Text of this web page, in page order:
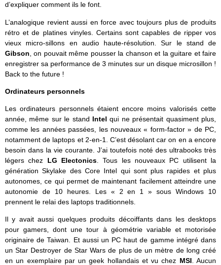
d’expliquer comment ils le font.
L’analogique revient aussi en force avec toujours plus de produits
rétro et de platines vinyles. Certains sont capables de ripper vos
vieux micro-sillons en audio haute-résolution. Sur le stand de
Gibson , on pouvait même pousser la chanson et la guitare et faire
enregistrer sa performance de 3 minutes sur un disque microsillon !
Back to the future !
Ordinateurs personnels
Les ordinateurs personnels étaient encore moins valorisés cette
année, même sur le stand Intel qui ne présentait quasiment plus,
comme les années passées, les nouveaux « form-factor » de PC,
notamment de laptops et 2-en-1. C’est désolant car on en a encore
besoin dans la vie courante. J’ai toutefois noté des ultrabooks très
légers chez LG Electonics . Tous les nouveaux PC utilisent la
génération Skylake des Core Intel qui sont plus rapides et plus
autonomes, ce qui permet de maintenant facilement atteindre une
autonomie de 10 heures. Les « 2 en 1 » sous Windows 10
prennent le relai des laptops traditionnels.
Il y avait aussi quelques produits décoiffants dans les desktops
pour gamers, dont une tour à géométrie variable et motorisée
originaire de Taiwan. Et aussi un PC haut de gamme intégré dans
un Star Destroyer de Star Wars de plus de un mètre de long créé
en un exemplaire par un geek hollandais et vu chez MSI . Aucun